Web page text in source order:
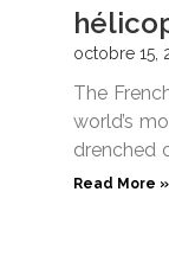
octobre 15,
The
world’s
drenched
towns like
Read More »